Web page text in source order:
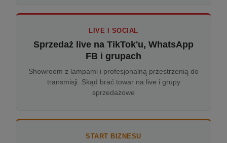
LIVE I SOCIAL
Sprzedaż live na TikTok'u, WhatsApp
FB i grupach
Showroom z lampami i profesjonalną przestrzenią do
transmisji. Skąd brać towar na live i grupy
sprzedażowe
START BIZNESU